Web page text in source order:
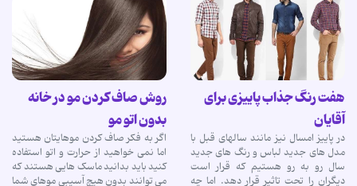
هفت رنگ جذاب پاییزی برای
آقایان
در پاییز امسال نیز مانند سالهای قبل با
مدل های جدید لباس و رنگ های جدید
سال رو به رو هستیم که قرار است
دیگران را تحت تاثیر قرار دهد. اما چه
روش صاف کردن مو در خانه
بدون اتو مو
اگر به فکر صاف کردن موهایتان هستید
اما نمی خواهید از حرارت و اتو استفاده
کنید باید بدانید ماسک هایی هستند که
می توانند بدون هیچ آسیبی موهای شما